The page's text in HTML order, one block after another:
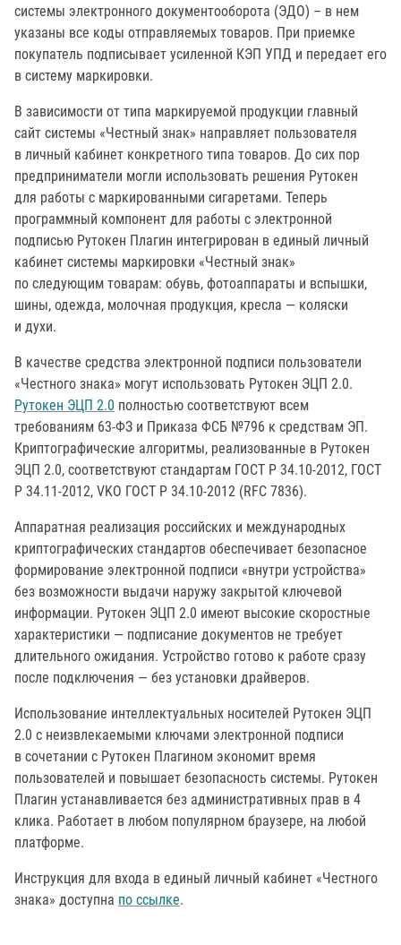
системы электронного документооборота (ЭДО) – в нем
указаны все коды отправляемых товаров. При приемке
покупатель подписывает усиленной КЭП УПД и передает его
в систему маркировки.
В зависимости от типа маркируемой продукции главный
сайт системы «Честный знак» направляет пользователя
в личный кабинет конкретного типа товаров. До сих пор
предприниматели могли использовать решения Рутокен
для работы с маркированными сигаретами. Теперь
программный компонент для работы с электронной
подписью Рутокен Плагин интегрирован в единый личный
кабинет системы маркировки «Честный знак»
по следующим товарам: обувь, фотоаппараты и вспышки,
шины, одежда, молочная продукция, кресла — коляски
и духи.
В качестве средства электронной подписи пользователи
«Честного знака» могут использовать Рутокен ЭЦП 2.0.
Рутокен ЭЦП 2.0 полностью соответствуют всем
требованиям 63-ФЗ и Приказа ФСБ №796 к средствам ЭП.
Криптографические алгоритмы, реализованные в Рутокен
ЭЦП 2.0, соответствуют стандартам ГОСТ Р 34.10-2012, ГОСТ
Р 34.11-2012, VKO ГОСТ Р 34.10-2012 (RFC 7836).
Аппаратная реализация российских и международных
криптографических стандартов обеспечивает безопасное
формирование электронной подписи «внутри устройства»
без возможности выдачи наружу закрытой ключевой
информации. Рутокен ЭЦП 2.0 имеют высокие скоростные
характеристики — подписание документов не требует
длительного ожидания. Устройство готово к работе сразу
после подключения — без установки драйверов.
Использование интеллектуальных носителей Рутокен ЭЦП
2.0 с неизвлекаемыми ключами электронной подписи
в сочетании с Рутокен Плагином экономит время
пользователей и повышает безопасность системы. Рутокен
Плагин устанавливается без административных прав в 4
клика. Работает в любом популярном браузере, на любой
платформе.
Инструкция для входа в единый личный кабинет «Честного
знака» доступна по ссылке.